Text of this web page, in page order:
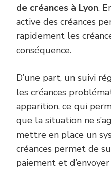
de créances à Lyon.
active des créances
rapidement les
conséquence.
D’une part, un suivi
les créances
apparition, ce qui
que la situation ne
mettre en place un
créances permet de
paiement et